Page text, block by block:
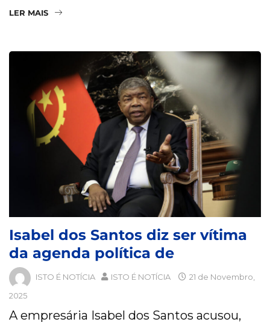
LER MAIS
Isabel dos Santos diz ser vítima
da agenda política de
ISTO É NOTÍCIA ISTO É NOTÍCIA
21 de Novembro,
2025
A empresária Isabel dos Santos acusou,